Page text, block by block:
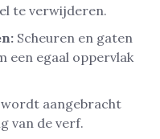
te verwijderen.
Scheuren en gaten
een egaal oppervlak
aangebracht
van de verf.